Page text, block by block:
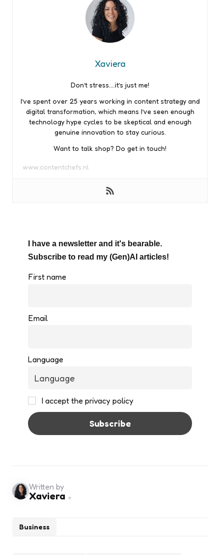
Xaviera
Don’t stress….it’s just me!
I’ve spent over 25 years working in content strategy and
digital transformation, which means I’ve seen enough
technology hype cycles to be skeptical and enough
genuine innovation to stay curious.
Want to talk shop? Do get in touch!
www.contentchefs.nl
I have a newsletter and it's bearable.
Subscribe to read my (Gen)AI articles!
First name
Email
Language
I accept the privacy policy
Business
Written by
Xaviera